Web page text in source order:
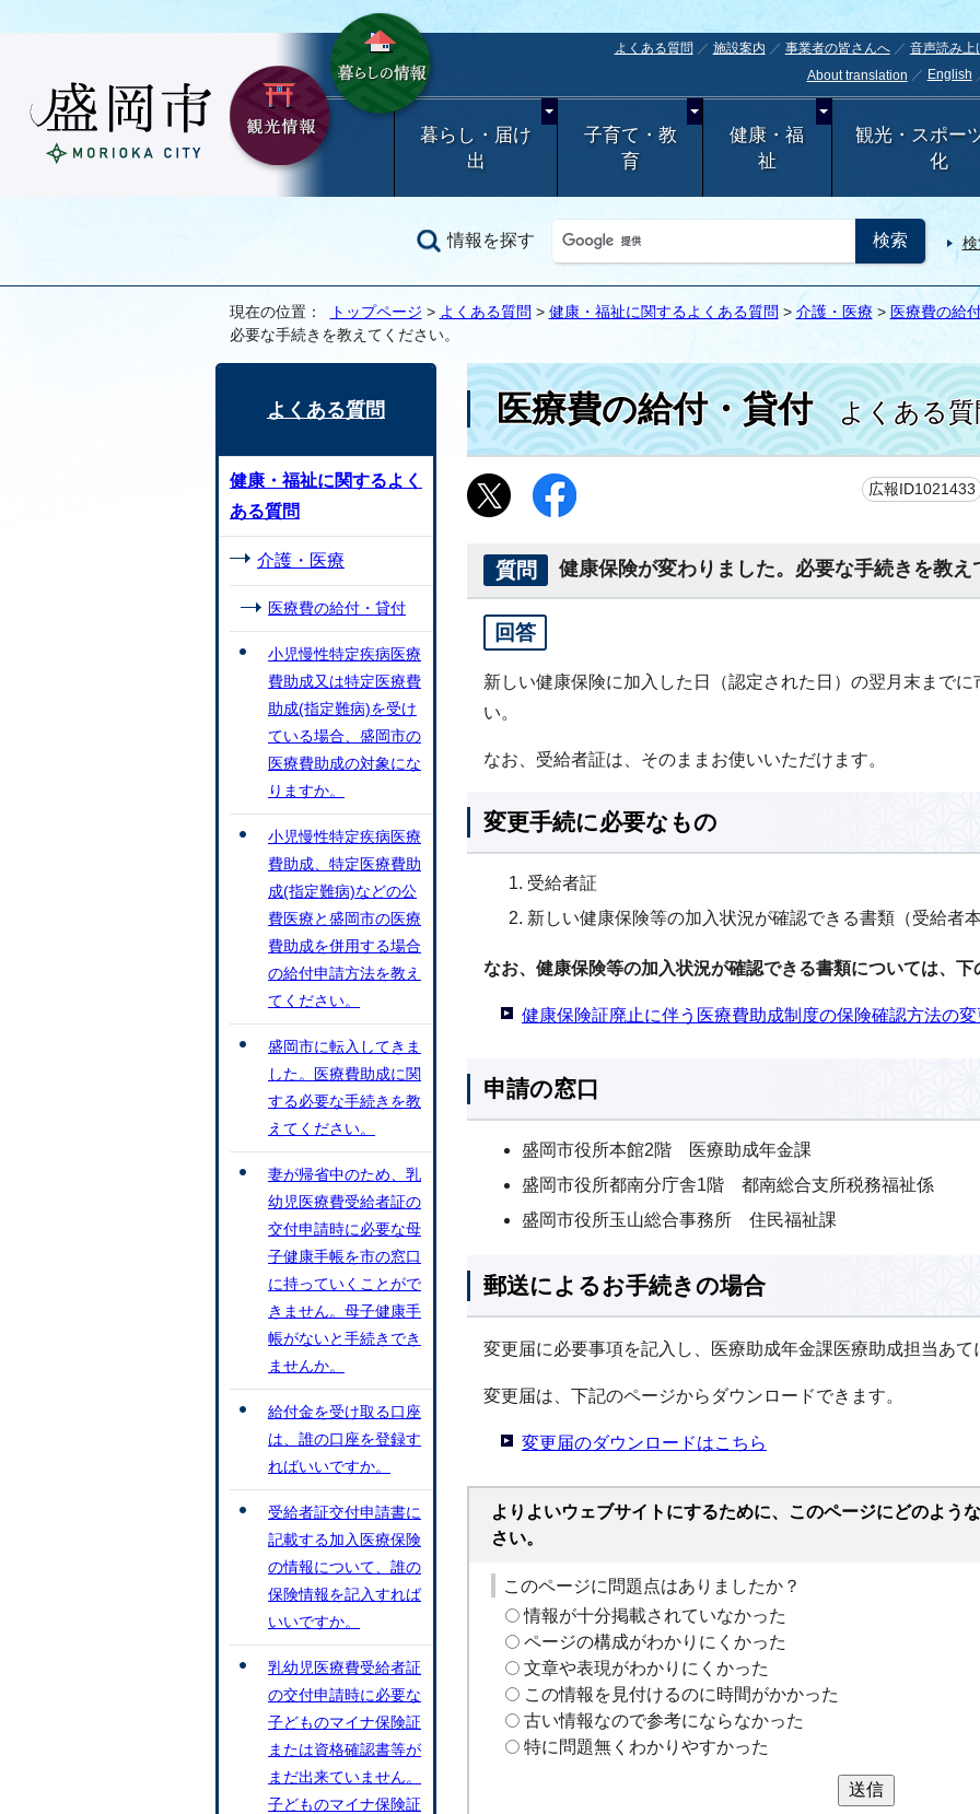
よくある質問 施設案内 事業者の皆さんへ 音声読み上
About translation
English
暮らし・届け
出
子育て・教
育
健康・福
祉
観光・スポー
化
情報を探す
現在の位置： トップページ > よくある質問 > 健康・福祉に関するよくある質問 > 介護・医療 > 医療費の給
必要な手続きを教えてください。
医療費の給付・貸付よくある質
広報ID1021433
質問 健康保険が変わりました。必要な手続きを教え
回答
新しい健康保険に加入した日（認定された日）の翌月末まで
い。
なお、受給者証は、そのままお使いいただけます。
変更手続に必要なもの
受給者証
新しい健康保険等の加入状況が確認できる書類（受給者本
なお、健康保険等の加入状況が確認できる書類については、下
健康保険証廃止に伴う医療費助成制度の保険確認方法の変
申請の窓口
盛岡市役所本館2階 医療助成年金課
盛岡市役所都南分庁舎1階 都南総合支所税務福祉係
盛岡市役所玉山総合事務所 住民福祉課
郵送によるお手続きの場合
変更届に必要事項を記入し、医療助成年金課医療助成担当あて
変更届は、下記のページからダウンロードできます。
変更届のダウンロードはこちら
よりよいウェブサイトにするために、このページにどのよう
さい。
このページに問題点はありましたか？
情報が十分掲載されていなかった
ページの構成がわかりにくかった
文章や表現がわかりにくかった
この情報を見付けるのに時間がかかった
古い情報なので参考にならなかった
特に問題無くわかりやすかった
送信
よくある質問
健康・福祉に関するよく
ある質問
介護・医療
医療費の給付・貸付
小児慢性特定疾病医療
費助成又は特定医療費
助成(指定難病)を受け
ている場合、盛岡市の
医療費助成の対象にな
りますか。
小児慢性特定疾病医療
費助成、特定医療費助
成(指定難病)などの公
費医療と盛岡市の医療
費助成を併用する場合
の給付申請方法を教え
てください。
盛岡市に転入してきま
した。医療費助成に関
する必要な手続きを教
えてください。
妻が帰省中のため、乳
幼児医療費受給者証の
交付申請時に必要な母
子健康手帳を市の窓口
に持っていくことがで
きません。母子健康手
帳がないと手続きでき
ませんか。
給付金を受け取る口座
は、誰の口座を登録す
ればいいですか。
受給者証交付申請書に
記載する加入医療保険
の情報について、誰の
保険情報を記入すれば
いいですか。
乳幼児医療費受給者証
の交付申請時に必要な
子どものマイナ保険証
または資格確認書等が
まだ出来ていません。
子どものマイナ保険証